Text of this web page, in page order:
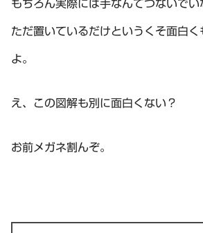
もちろん実際には手なんてつないでい
ただ置いているだけというくそ面白
よ。
え、この図解も別に面白くない？
お前メガネ割んぞ。